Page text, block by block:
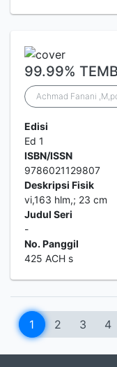
99.99%
Achmad Fanani
Edisi
Ed 1
ISBN/ISSN
9786021129807
Deskripsi Fisik
vi,163 hlm,; 23 cm
Judul Seri
-
No. Panggil
425 ACH s
1 2 3 4